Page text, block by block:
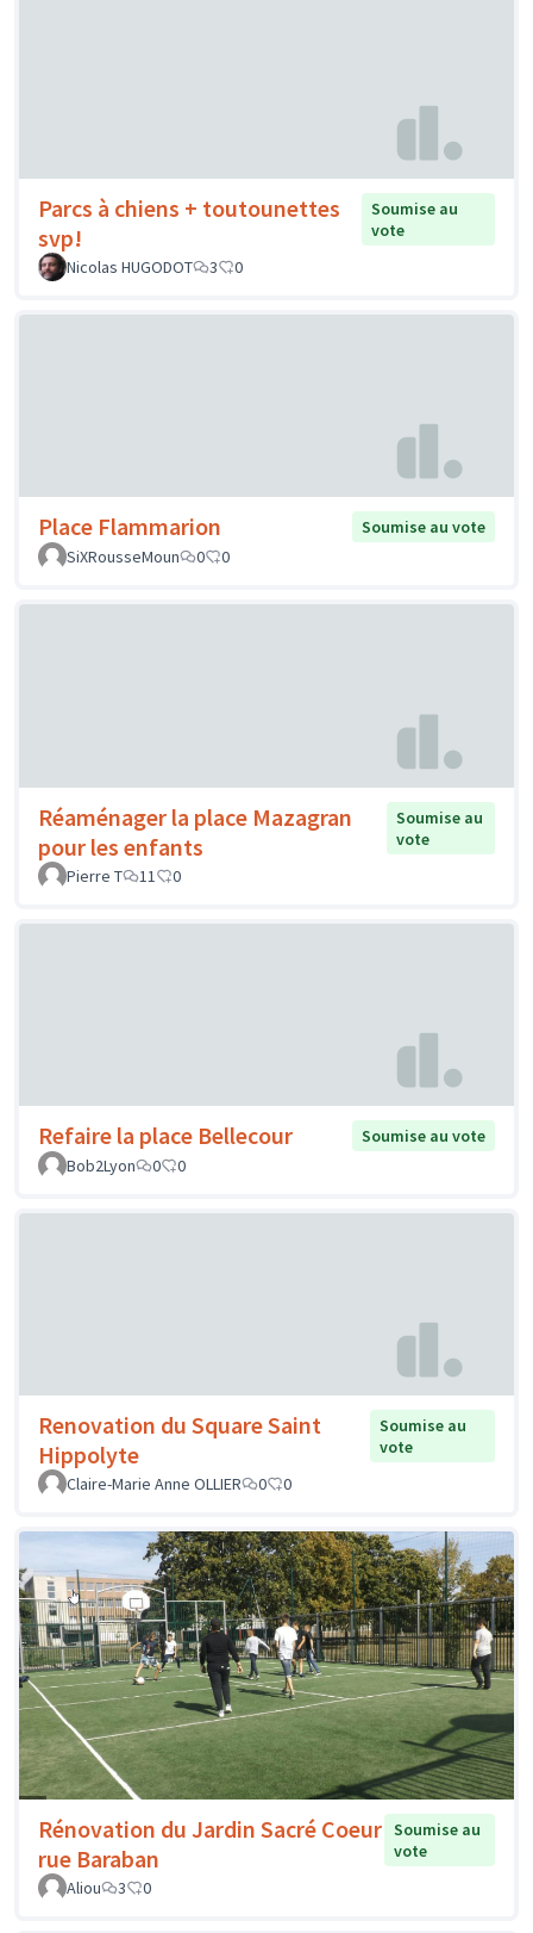
Parcs à chiens + toutounettes
svp!
Soumise au
vote
Nicolas HUGODOT
3 0
Place Flammarion
Soumise au vote
SiXRousseMoun
0 0
Réaménager la place Mazagran
pour les enfants
Soumise au
vote
Pierre T
11 0
Refaire la place Bellecour
Soumise au vote
Bob2Lyon
0 0
Renovation du Square Saint
Hippolyte
Soumise au
vote
Claire-Marie Anne OLLIER
0 0
Rénovation du Jardin Sacré Coeur
rue Baraban
Soumise au
vote
Aliou
3 0